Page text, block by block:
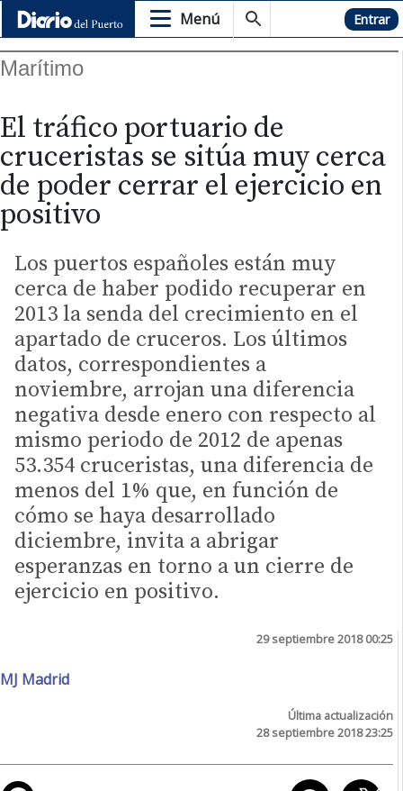
Menú Hemeroteca Entrar
Marítimo
El tráfico portuario de
cruceristas se sitúa muy cerca
de poder cerrar el ejercicio en
positivo
Los puertos españoles están muy
cerca de haber podido recuperar en
2013 la senda del crecimiento en el
apartado de cruceros. Los últimos
datos, correspondientes a
noviembre, arrojan una diferencia
negativa desde enero con respecto al
mismo periodo de 2012 de apenas
53.354 cruceristas, una diferencia de
menos del 1% que, en función de
cómo se haya desarrollado
diciembre, invita a abrigar
esperanzas en torno a un cierre de
ejercicio en positivo.
29 septiembre 2018 00:25
MJ Madrid
Última actualización
28 septiembre 2018 23:25